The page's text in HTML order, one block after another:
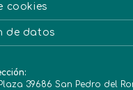
cookies
de datos
39686 San Pedro del